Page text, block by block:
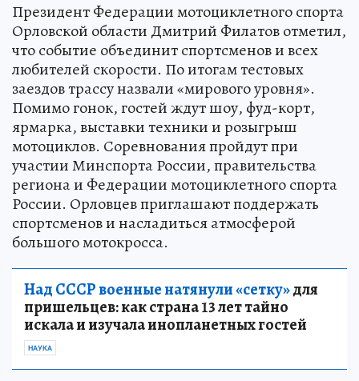
Президент Федерации мотоциклетного спорта
Орловской области Дмитрий Филатов отметил,
что событие объединит спортсменов и всех
любителей скорости. По итогам тестовых
заездов трассу назвали «мирового уровня».
Помимо гонок, гостей ждут шоу, фуд-корт,
ярмарка, выставки техники и розыгрыш
мотоциклов. Соревнования пройдут при
участии Минспорта России, правительства
региона и Федерации мотоциклетного спорта
России. Орловцев приглашают поддержать
спортсменов и насладиться атмосферой
большого мотокросса.
Над СССР военные натянули «сетку»для
пришельцев: как страна 13 лет тайно
искала и изучала инопланетных гостей
НАУКА